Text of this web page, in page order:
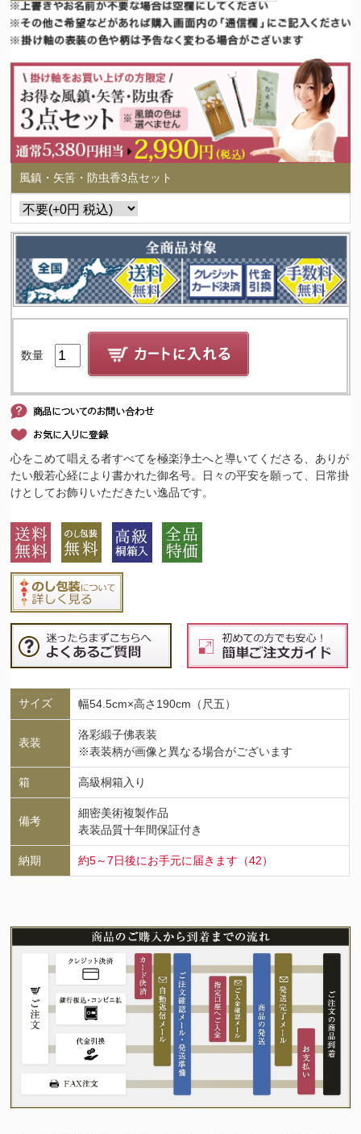
風鎮・矢筈・防虫香3点セット
数量
心をこめて唱える者すべてを極楽浄土へと導いてくださる、ありが
たい般若心経により書かれた御名号。日々の平安を願って、日常掛
けとしてお飾りいただきたい逸品です。
サイズ 幅54.5cm×高さ190cm（尺五）
表装
洛彩緞子佛表装
※表装柄が画像と異なる場合がございます
箱 高級桐箱入り
備考
細密美術複製作品
表装品質十年間保証付き
納期 約5～7日後にお手元に届きます（42）